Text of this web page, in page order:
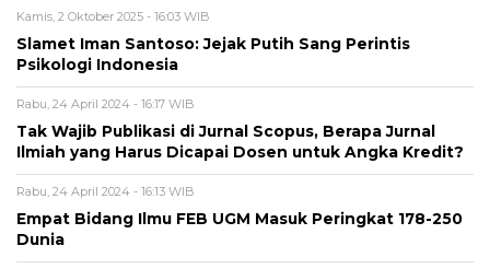
Kamis, 2 Oktober 2025 - 16:03 WIB
Slamet Iman Santoso: Jejak Putih Sang Perintis
Psikologi Indonesia
Rabu, 24 April 2024 - 16:17 WIB
Tak Wajib Publikasi di Jurnal Scopus, Berapa Jurnal
Ilmiah yang Harus Dicapai Dosen untuk Angka Kredit?
Rabu, 24 April 2024 - 16:13 WIB
Empat Bidang Ilmu FEB UGM Masuk Peringkat 178-250
Dunia